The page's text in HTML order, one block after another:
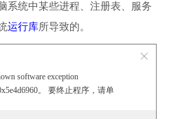
系统中某些进程、注册表、服务
运行库所导致的。
software exception
。 要终止程序，请单